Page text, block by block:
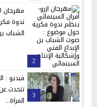
2
مهرجان
ندوة
الشباب
3
فيديو :
تتحدث
المراة...